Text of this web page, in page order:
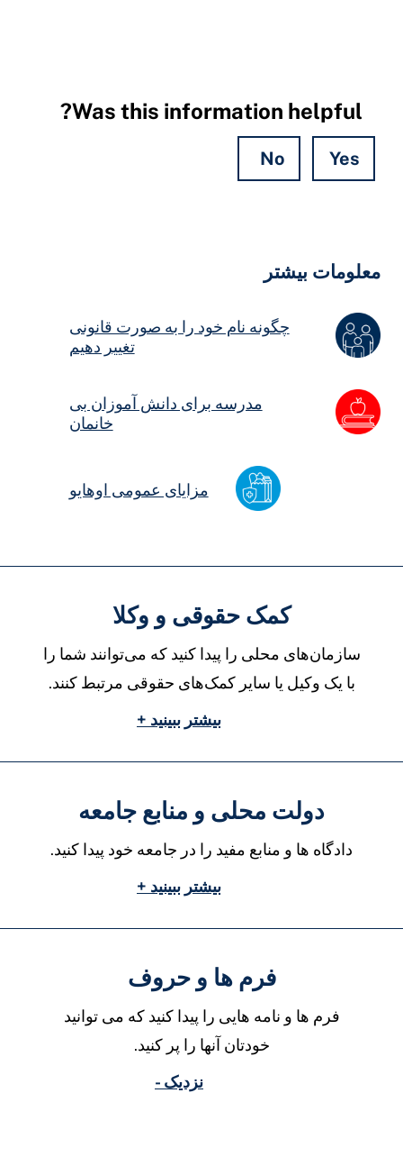
Was this information helpful?
Yes
No
معلومات بیشتر
چگونه نام خود را به صورت قانونی
تغییر دهیم
مدرسه برای دانش آموزان بی
خانمان
مزایای عمومی اوهایو
کمک حقوقی و وکلا
سازمان‌های محلی را پیدا کنید که می‌توانند شما را
با یک وکیل یا سایر کمک‌های حقوقی مرتبط کنند.
بیشتر ببینید +
دولت محلی و منابع جامعه
دادگاه ها و منابع مفید را در جامعه خود پیدا کنید.
بیشتر ببینید +
فرم ها و حروف
فرم ها و نامه هایی را پیدا کنید که می توانید
خودتان آنها را پر کنید.
نزدیک -